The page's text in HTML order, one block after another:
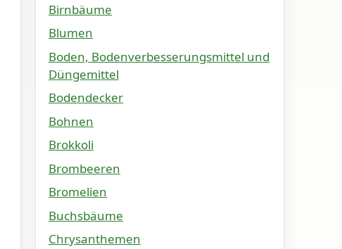
Birnbäume
Blumen
Boden, Bodenverbesserungsmittel und
Düngemittel
Bodendecker
Bohnen
Brokkoli
Brombeeren
Bromelien
Buchsbäume
Chrysanthemen